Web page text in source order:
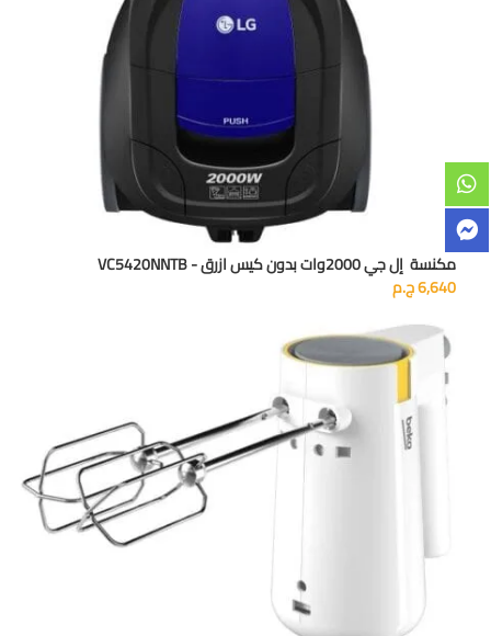
مكنسة إل جي 2000وات بدون كيس ازرق - VC5420NNTB
6,640ج.م